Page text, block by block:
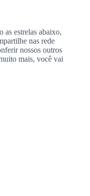
as estrelas abaixo,
nas rede
nossos outros
mais, você vai